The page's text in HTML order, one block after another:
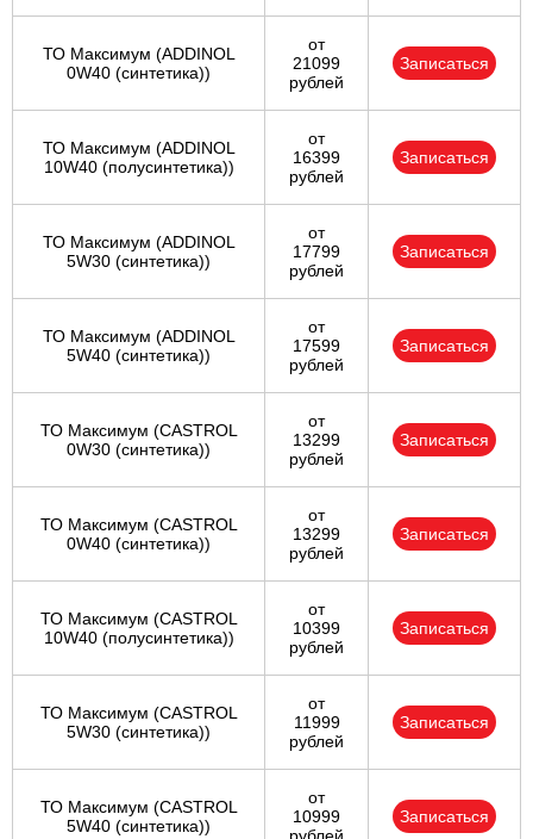
ТО Максимум (ADDINOL
0W40 (синтетика))
от
21099
рублей
Записаться
ТО Максимум (ADDINOL
10W40 (полусинтетика))
от
16399
рублей
Записаться
ТО Максимум (ADDINOL
5W30 (синтетика))
от
17799
рублей
Записаться
ТО Максимум (ADDINOL
5W40 (синтетика))
от
17599
рублей
Записаться
ТО Максимум (CASTROL
0W30 (синтетика))
от
13299
рублей
Записаться
ТО Максимум (CASTROL
0W40 (синтетика))
от
13299
рублей
Записаться
ТО Максимум (CASTROL
10W40 (полусинтетика))
от
10399
рублей
Записаться
ТО Максимум (CASTROL
5W30 (синтетика))
от
11999
рублей
Записаться
ТО Максимум (CASTROL
5W40 (синтетика))
от
10999
Записаться